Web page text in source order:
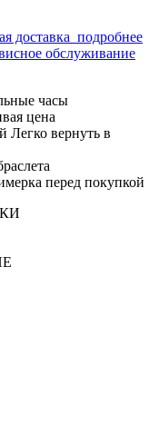
доставка подробнее
обслуживание
часы
цена
Легко вернуть в
перед покупкой